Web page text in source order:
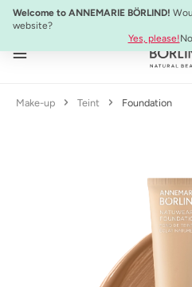
Zum Hauptinhalt springen
Welcome to ANNEMARIE BÖRLIND!
website?
Yes, please!
10% Preisvorteil:Anti-
Make-up Teint Foundation